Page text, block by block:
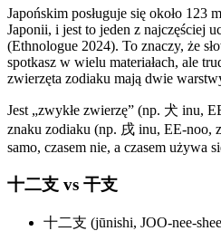
Japońskim posługuje się około 123
Japonii, i jest to jeden z najczęściej
(Ethnologue 2024). To znaczy, że
spotkasz w wielu materiałach, ale
zwierzęta zodiaku mają dwie
Jest „zwykłe zwierzę” (np. 犬 inu,
znaku zodiaku (np. 戌 inu, EE-noo,
samo, czasem nie, a czasem używa
十二支 vs 干支
十二支 (jūnishi, JOO-nee-